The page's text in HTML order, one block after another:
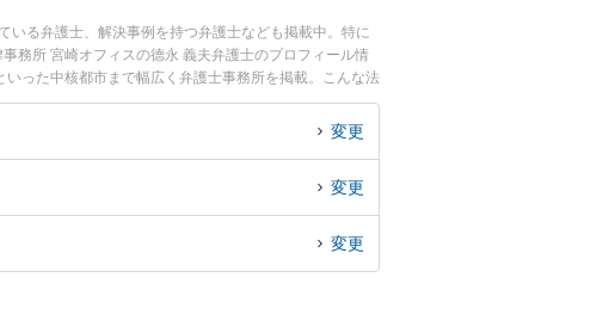
る弁護士、解決事例を持つ弁護士なども掲載中。特に
務所 宮崎オフィスの德永 義夫弁護士のプロフィール情
った中核都市まで幅広く弁護士事務所を掲載。こんな法
談したい』『死亡事故のトラブル解決の実績豊富な大阪
お困りの相談者さんにおすすめです。
変更
変更
変更